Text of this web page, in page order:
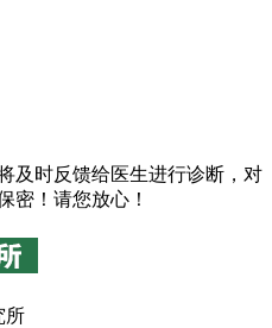
及时反馈给医生进行诊断，对
密！请您放心！
所